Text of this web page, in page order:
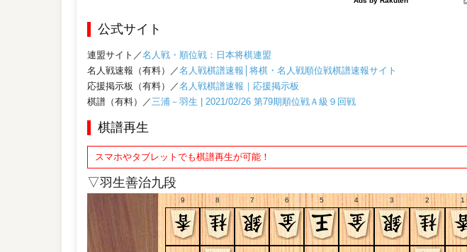
公式サイト
連盟サイト／名人戦・順位戦：日本将棋連盟
名人戦速報（有料）／名人戦棋譜速報│将棋・名人戦順位戦棋譜速報サイト
応援掲示板（有料）／名人戦棋譜速報｜応援掲示板
棋譜（有料）／ 三浦－羽生 | 2021/02/26 第79期順位戦Ａ級９回戦
棋譜再生
スマホやタブレットでも棋譜再生が可能！
▽羽生善治九段
9 8 7 6 5 4 3 2 1